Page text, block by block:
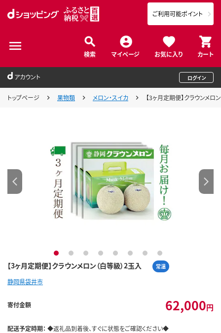
検索 マイページ お気に入り カート
ご利用可能ポイント
アカウント ログイン
トップページ 果物類 メロン・スイカ 【3ヶ月定期便】クラウンメ
【3ヶ月定期便】クラウンメロン（白等級）2玉入 常温
1 2 3 4 5 6 7 8
静岡県袋井市
寄付金額 62,000円
配送予定時期： ◆返礼品到着後、すぐに状態をご確認ください◆